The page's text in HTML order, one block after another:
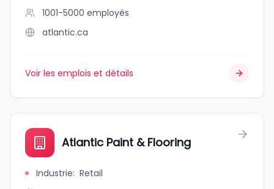
1001-5000 employés
atlantic.ca
Voir les emplois et détails
Atlantic Paint & Flooring
Industrie: Retail